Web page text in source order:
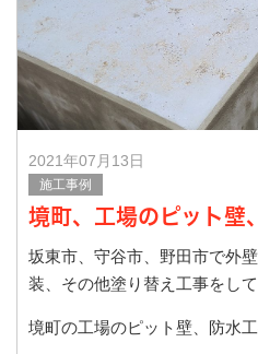
2021年07月13日
施工事例
境町、工場のピット壁
坂東市、守谷市、野田市で外
装、その他塗り替え工事をし
境町の工場のピット壁、防水